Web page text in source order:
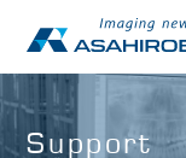
Support